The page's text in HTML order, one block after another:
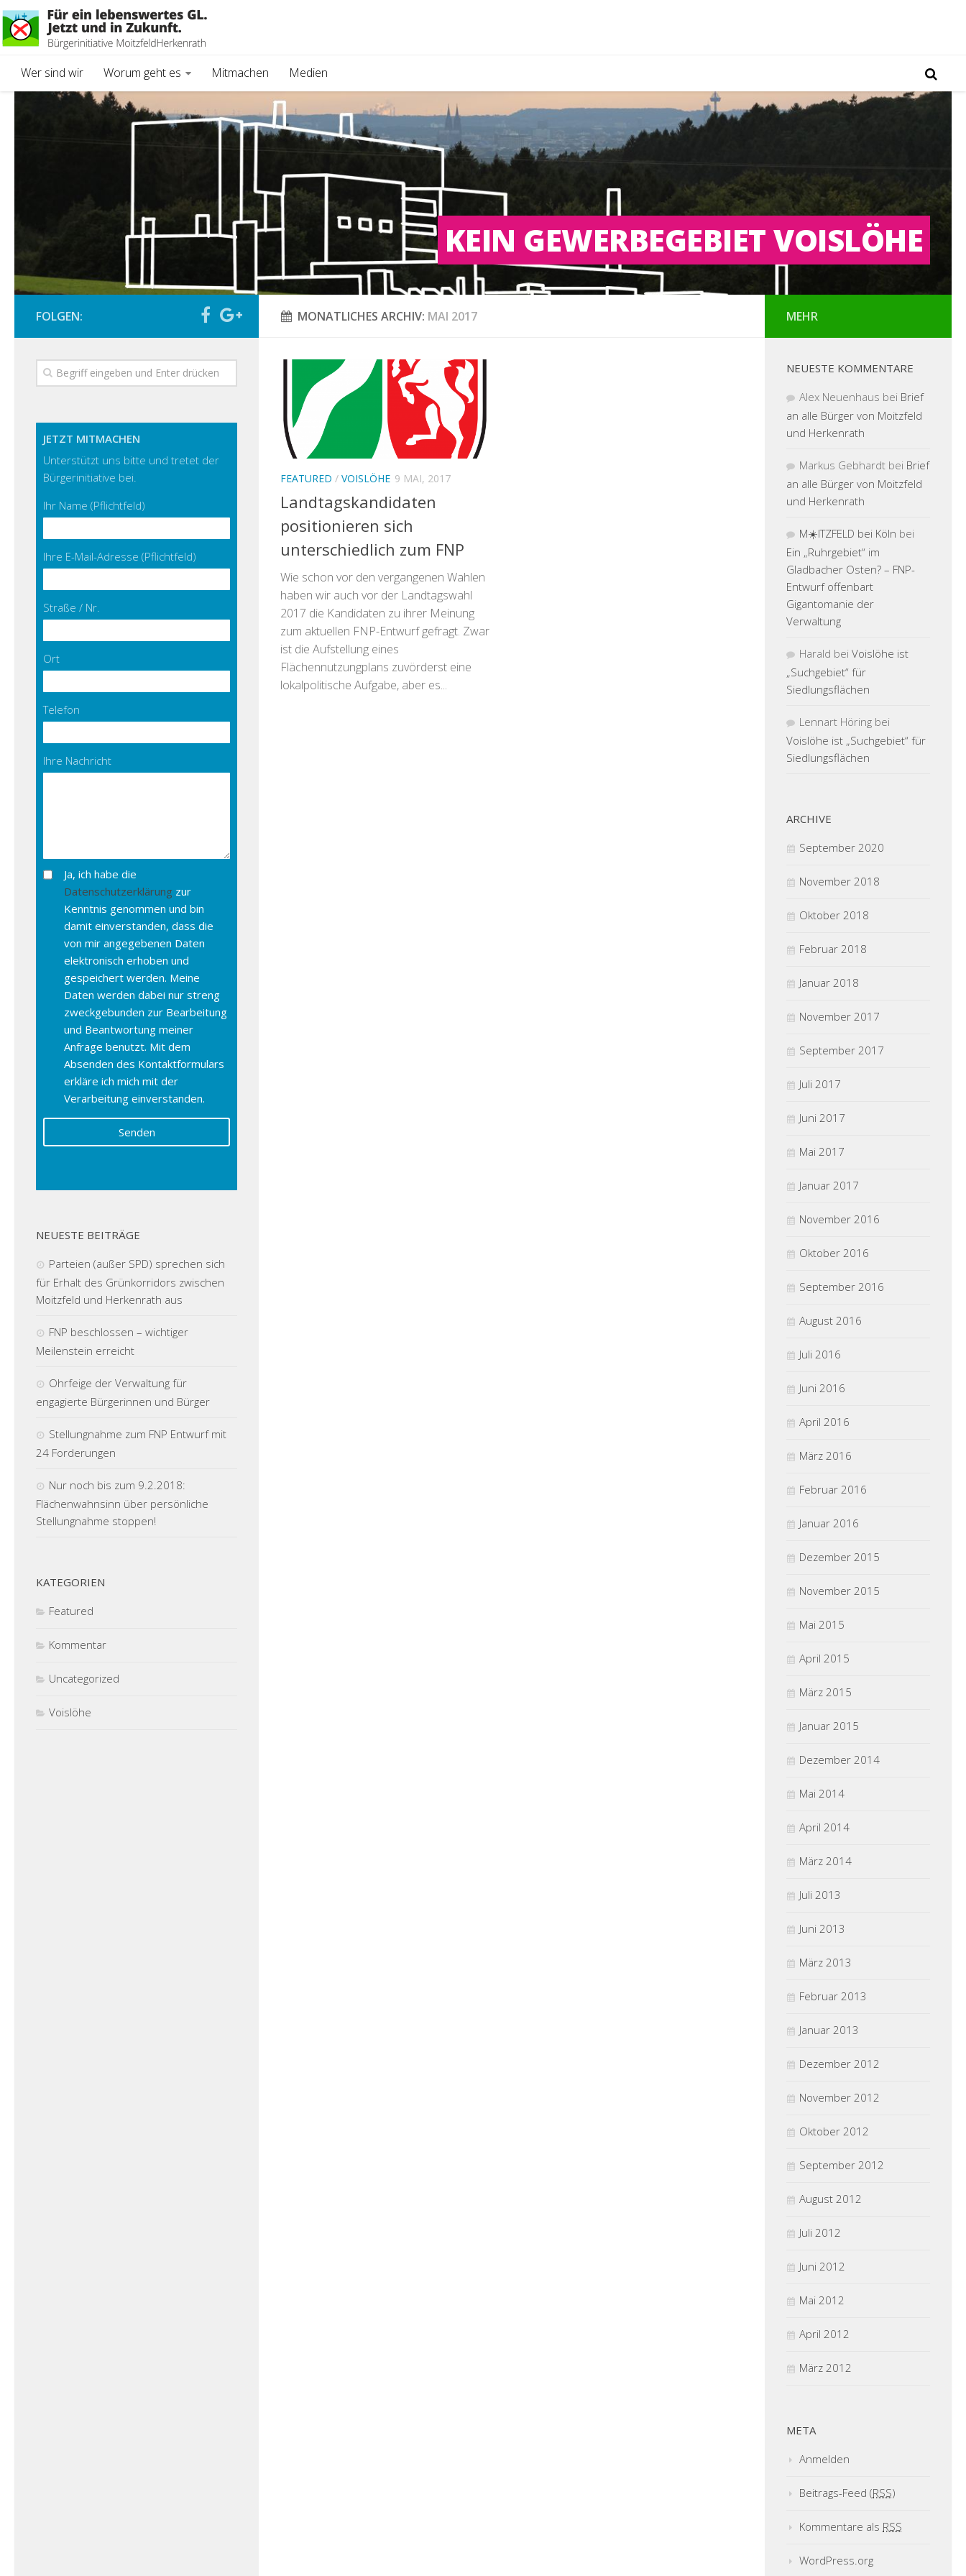
Wer sind wir Worum geht es Mitmachen Medien
KEIN GEWERBEGEBIET VOISLÖHE
MONATLICHES ARCHIV: MAI 2017
FEATURED / VOISLÖHE 9 MAI, 2017
Landtagskandidaten
positionieren sich
unterschiedlich zum FNP
Wie schon vor den vergangenen Wahlen
haben wir auch vor der Landtagswahl
2017 die Kandidaten zu ihrer Meinung
zum aktuellen FNP-Entwurf gefragt. Zwar
ist die Aufstellung eines
Flächennutzungplans zuvörderst eine
lokalpolitische Aufgabe, aber es...
FOLGEN:
JETZT MITMACHEN
Unterstützt uns bitte und tretet der
Bürgerinitiative bei.
Ihr Name (Pflichtfeld)
Ihre E-Mail-Adresse (Pflichtfeld)
Straße / Nr.
Ort
Telefon
Ihre Nachricht
Ja, ich habe die
Datenschutzerklärung zur
Kenntnis genommen und bin
damit einverstanden, dass die
von mir angegebenen Daten
elektronisch erhoben und
gespeichert werden. Meine
Daten werden dabei nur streng
zweckgebunden zur Bearbeitung
und Beantwortung meiner
Anfrage benutzt. Mit dem
Absenden des Kontaktformulars
erkläre ich mich mit der
Verarbeitung einverstanden.
NEUESTE BEITRÄGE
Parteien (außer SPD) sprechen sich
für Erhalt des Grünkorridors zwischen
Moitzfeld und Herkenrath aus
FNP beschlossen – wichtiger
Meilenstein erreicht
Ohrfeige der Verwaltung für
engagierte Bürgerinnen und Bürger
Stellungnahme zum FNP Entwurf mit
24 Forderungen
Nur noch bis zum 9.2.2018:
Flächenwahnsinn über persönliche
Stellungnahme stoppen!
KATEGORIEN
Featured
Kommentar
Uncategorized
Voislöhe
MEHR
NEUESTE KOMMENTARE
Alex Neuenhaus bei Brief
an alle Bürger von Moitzfeld
und Herkenrath
Markus Gebhardt bei Brief
an alle Bürger von Moitzfeld
und Herkenrath
M☀️ITZFELD bei Köln bei
Ein „Ruhrgebiet“ im
Gladbacher Osten? – FNP-
Entwurf offenbart
Gigantomanie der
Verwaltung
Harald bei Voislöhe ist
„Suchgebiet“ für
Siedlungsflächen
Lennart Höring bei
Voislöhe ist „Suchgebiet“ für
Siedlungsflächen
ARCHIVE
September 2020
November 2018
Oktober 2018
Februar 2018
Januar 2018
November 2017
September 2017
Juli 2017
Juni 2017
Mai 2017
Januar 2017
November 2016
Oktober 2016
September 2016
August 2016
Juli 2016
Juni 2016
April 2016
März 2016
Februar 2016
Januar 2016
Dezember 2015
November 2015
Mai 2015
April 2015
März 2015
Januar 2015
Dezember 2014
Mai 2014
April 2014
März 2014
Juli 2013
Juni 2013
März 2013
Februar 2013
Januar 2013
Dezember 2012
November 2012
Oktober 2012
September 2012
August 2012
Juli 2012
Juni 2012
Mai 2012
April 2012
März 2012
META
Anmelden
Beitrags-Feed (RSS)
Kommentare als RSS
WordPress.org